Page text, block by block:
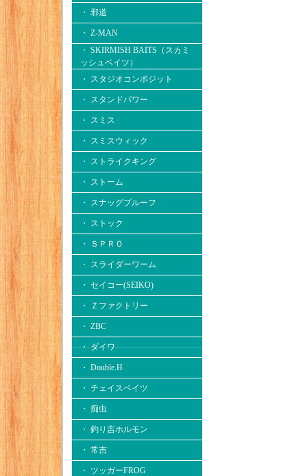
・ 邪道
・ Z-MAN
・ SKIRMISH BAITS（スカミ
ッシュベイツ）
・ スタジオコンポジット
・ スタンドパワー
・ スミス
・ スミスウィック
・ ストライクキング
・ ストーム
・ スナッグプルーフ
・ ストック
・ ＳＰＲＯ
・ スライダーワーム
・ セイコー(SEIKO)
・ Ｚファクトリー
・ ZBC
・ ダイワ
・ Double.H
・ チェイスベイツ
・ 痴虫
・ 釣り吉ホルモン
・ 常吉
・ ツッガーFROG